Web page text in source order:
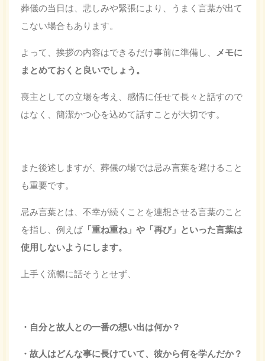
葬儀の当日は、悲しみや緊張により、うまく言葉が出て
こない場合もあります。
よって、挨拶の内容はできるだけ事前に準備し、 メモに
まとめておくと良いでしょう。
喪主としての立場を考え、感情に任せて長々と話すので
はなく、簡潔かつ心を込めて話すことが大切です。
また後述しますが、葬儀の場では忌み言葉を避けること
も重要です。
忌み言葉とは、不幸が続くことを連想させる言葉のこと
を指し、例えば 「重ね重ね」や「再び」といった言葉は
使用しないようにします。
上手く流暢に話そうとせず、
・自分と故人との一番の想い出は何か？
・故人はどんな事に長けていて、彼から何を学んだか？